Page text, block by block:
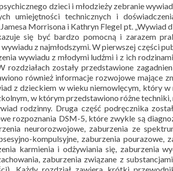
dzieci i młodzieży zebranie
umiejętności technicznych i
Morrisona i Kathryn Flegel pt. „Wywiad
się być bardzo pomocną i zarazem
z najmłodszymi. W pierwszej części
wywiadu z młodymi ludźmi i z ich
rozdziałach zostały przedstawione
również informacje rozwojowe mające
z dzieckiem w wieku niemowlęcym, który
w którym przedstawiono różne
rodzinny. Druga część podręcznika
rozpoznania DSM-5, które zwykle są
neurorozwojowe, zaburzenia ze
kompulsyjne, zaburzenia pourazowe,
karmienia i odżywiania się, zaburzenia
zaburzenia związane z
Każdy rozdział zawiera krótki